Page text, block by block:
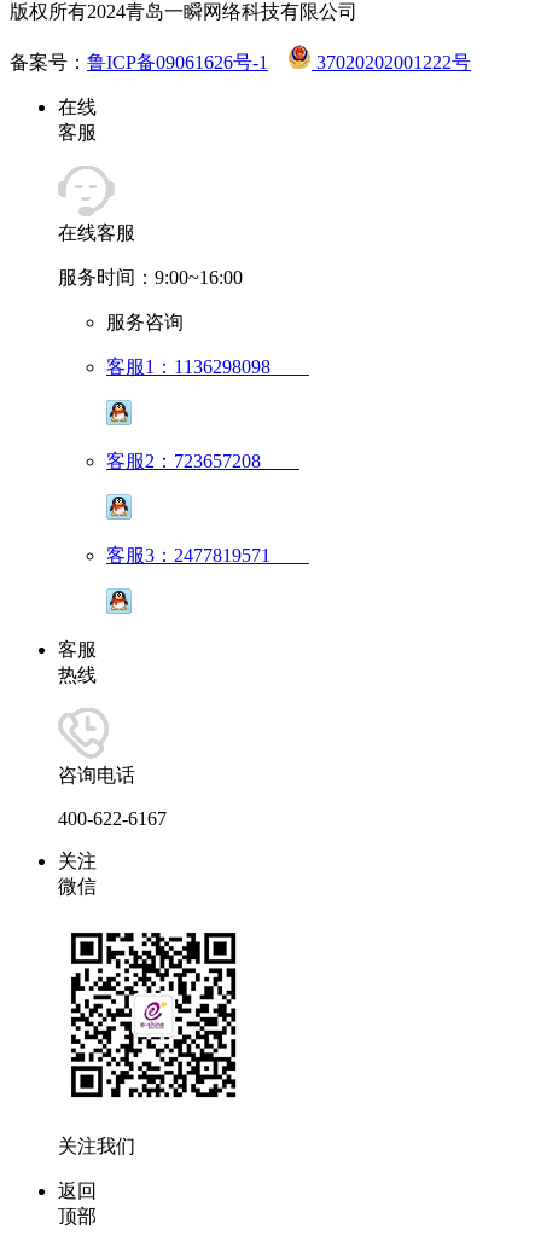
版权所有2024青岛一瞬网络科技有限公司
备案号： 鲁ICP备09061626号-1 37020202001222号
在线
客服
在线客服
服务时间：9:00~16:00
服务咨询
客服1：1136298098
客服2：723657208
客服3：2477819571
客服
热线
咨询电话
400-622-6167
关注
微信
关注我们
返回
顶部